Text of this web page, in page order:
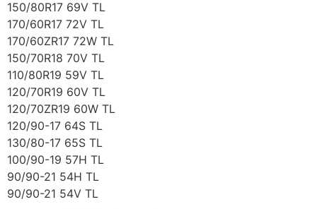
150/80R17 69V TL
170/60R17 72V TL
170/60ZR17 72W TL
150/70R18 70V TL
110/80R19 59V TL
120/70R19 60V TL
120/70ZR19 60W TL
120/90-17 64S TL
130/80-17 65S TL
100/90-19 57H TL
90/90-21 54H TL
90/90-21 54V TL